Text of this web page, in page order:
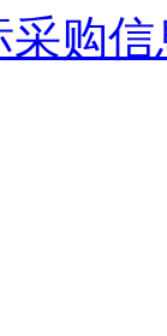
采购信